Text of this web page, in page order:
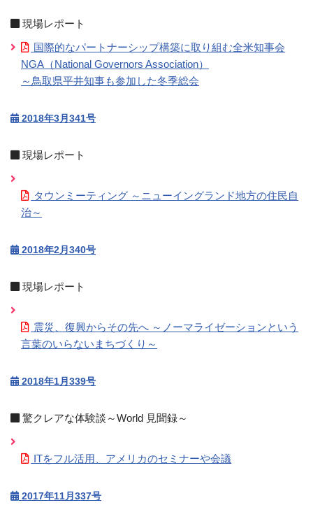
現場レポート
国際的なパートナーシップ構築に取り組む全米知事会
NGA（National Governors Association）
～鳥取県平井知事も参加した冬季総会
2018年3月341号
現場レポート
タウンミーティング ～ニューイングランド地方の住民自
治～
2018年2月340号
現場レポート
震災、復興からその先へ ～ノーマライゼーションという
言葉のいらないまちづくり～
2018年1月339号
驚クレアな体験談～World 見聞録～
ITをフル活用、アメリカのセミナーや会議
2017年11月337号